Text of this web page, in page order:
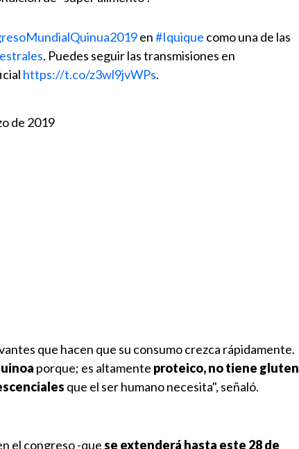
en#Iquique como una de las
. Puedes seguir las transmisiones en
https://t.co/z3wl9jvWPs.
de 2019
que hacen que su consumo crezca rápidamente.
porque; es altamente proteico, no tiene gluten
que el ser humano necesita", señaló.
el congreso -quese extenderá hasta este 28 de